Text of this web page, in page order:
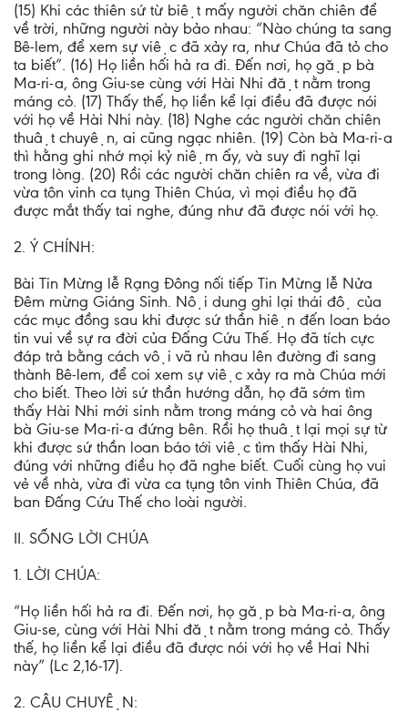
(15) Khi các thiên sứ từ biệt mấy người chăn chiên để
về trời, những người này bảo nhau: “Nào chúng ta sang
Bê-lem, để xem sự việc đã xảy ra, như Chúa đã tỏ cho
ta biết”. (16) Họ liền hối hả ra đi. Đến nơi, họ gặp bà
Ma-ri-a, ông Giu-se cùng với Hài Nhi đặt nằm trong
máng cỏ. (17) Thấy thế, họ liền kể lại điều đã được nói
với họ về Hài Nhi này. (18) Nghe các người chăn chiên
thuật chuyện, ai cũng ngạc nhiên. (19) Còn bà Ma-ri-a
thì hằng ghi nhớ mọi kỷ niệm ấy, và suy đi nghĩ lại
trong lòng. (20) Rồi các người chăn chiên ra về, vừa đi
vừa tôn vinh ca tụng Thiên Chúa, vì mọi điều họ đã
được mắt thấy tai nghe, đúng như đã được nói với họ.
2. Ý CHÍNH:
Bài Tin Mừng lễ Rạng Đông nối tiếp Tin Mừng lễ Nửa
Đêm mừng Giáng Sinh. Nội dung ghi lại thái độ của
các mục đồng sau khi được sứ thần hiện đến loan báo
tin vui về sự ra đời của Đấng Cứu Thế. Họ đã tích cực
đáp trả bằng cách vội vã rủ nhau lên đường đi sang
thành Bê-lem, để coi xem sự việc xảy ra mà Chúa mới
cho biết. Theo lời sứ thần hướng dẫn, họ đã sớm tìm
thấy Hài Nhi mới sinh nằm trong máng cỏ và hai ông
bà Giu-se Ma-ri-a đứng bên. Rồi họ thuật lại mọi sự từ
khi được sứ thần loan báo tới việc tìm thấy Hài Nhi,
đúng với những điều họ đã nghe biết. Cuối cùng họ vui
vẻ về nhà, vừa đi vừa ca tụng tôn vinh Thiên Chúa, đã
ban Đấng Cứu Thế cho loài người.
II. SỐNG LỜI CHÚA
1. LỜI CHÚA:
“Họ liền hối hả ra đi. Đến nơi, họ gặp bà Ma-ri-a, ông
Giu-se, cùng với Hài Nhi đặt nằm trong máng cỏ. Thấy
thế, họ liền kể lại điều đã được nói với họ về Hai Nhi
này” (Lc 2,16-17).
2. CÂU CHUYỆN: